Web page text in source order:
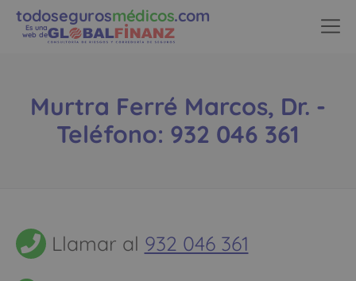
todosegurosmédicos.com
Es una
web de
Murtra Ferré Marcos, Dr. -
Teléfono: 932 046 361
Llamar al 932 046 361